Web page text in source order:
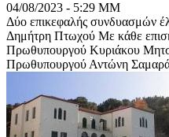
04/08/2023 - 5:29 ΜΜ
Δύο επικεφαλής συνδυασμών
Δημήτρη Πτωχού Με κάθε
Πρωθυπουργού Κυριάκου
Πρωθυπουργού Αντώνη